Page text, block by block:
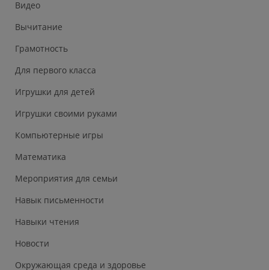
Видео
Вычитание
Грамотность
Для первого класса
Игрушки для детей
Игрушки своими руками
Компьютерные игры
Математика
Мероприятия для семьи
Навык письменности
Навыки чтения
Новости
Окружающая среда и здоровье